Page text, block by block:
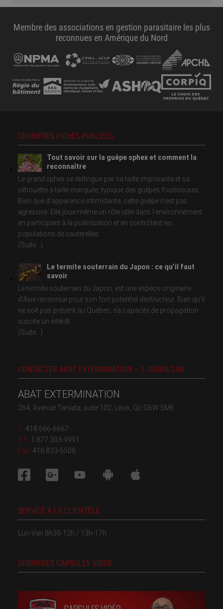
Membre des associations en gestion parasitaire les plus
reconnues en Amérique du Nord
DERNIÈRES FICHES PUBLIÉES
Tout savoir sur la guêpe sphex et comment la
reconnaître
Le grand sphex se distingue par sa taille imposante et sa
silhouette à taille marquée, typique des guêpes fouisseuses.
Bien que d’apparence intimidante, cette guêpe n’est pas
agressive. Elle joue même un rôle utile dans l’environnement
en participant à la pollinisation et en contrôlant les
populations de sauterelles.
(Suite...)
Le termite souterrain du Japon : ce qu’il faut
savoir
Le termite souterrain du Japon, est une espèce originaire
d'Asie reconnue pour son fort potentiel destructeur. Bien qu'il
ne soit pas présent au Québec, sa capacité de propagation
suscite un intérêt.
(Suite...)
CONTACTER ABAT EXTERMINATION – 7 JOURS/24H
ABAT EXTERMINATION
264, Avenue Taniata, suite 102, Lévis, Qc G6W 5M6
T: 418 666-6667
S.F: 1 877 303-9991
Fax: 418 833-5508
SERVICE À LA CLIENTÈLE
Lun-Ven 8h30-12h / 13h-17h
DERNIÈRES CAPSULES VIDÉO